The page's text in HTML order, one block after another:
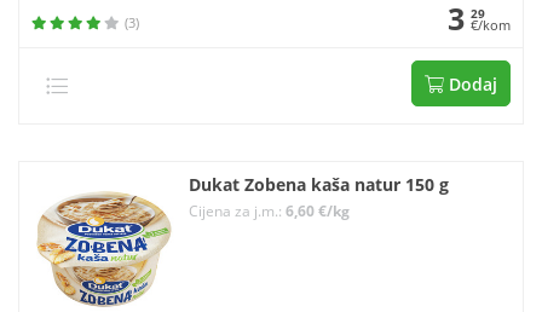
(3) 3 29
€/kom
Dodaj
Dukat Zobena kaša natur 150 g
Cijena za j.m.: 6,60 €/kg